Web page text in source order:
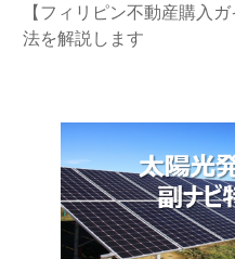
【フィリピン不動産購入
法を解説します